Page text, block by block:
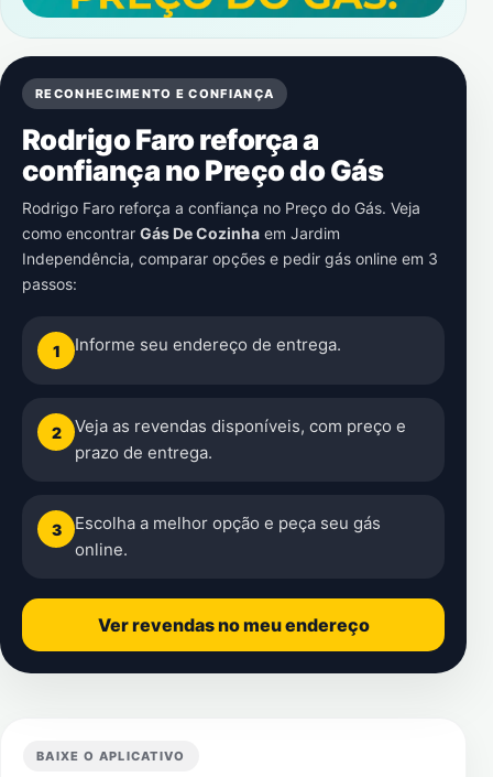
RECONHECIMENTO E CONFIANÇA
Rodrigo Faro reforça a
confiança no Preço do Gás
Rodrigo Faro reforça a confiança no Preço do Gás. Veja
como encontrar Gás De Cozinha em Jardim
Independência, comparar opções e pedir gás online em 3
passos:
1 Informe seu endereço de entrega.
2
Veja as revendas disponíveis, com preço e
prazo de entrega.
3
Escolha a melhor opção e peça seu gás
online.
Ver revendas no meu endereço
BAIXE O APLICATIVO